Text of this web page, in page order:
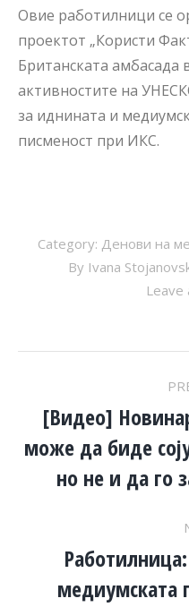
Овие работилници се
проектот „Користи
Британската амбасада
активностите на
за иднината и
писменост при ИКС.
Category: Денови на
By Ivana
Leave
[Видео]
може да биде
но не и да го
медиумската